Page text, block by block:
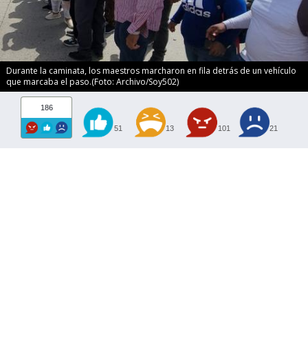
Durante la caminata, los maestros marcharon en fila detrás de un vehículo
que marcaba el paso.(Foto: Archivo/Soy502)
186
51 13 101 21